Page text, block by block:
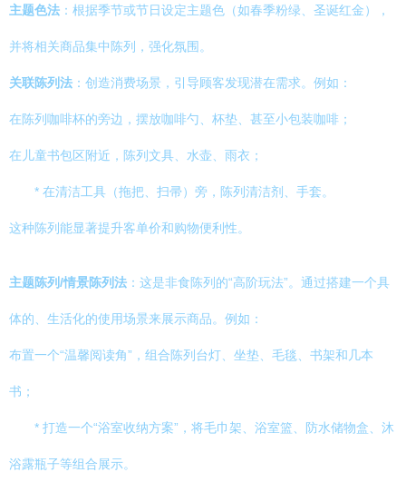
主题色法 ：根据季节或节日设定主题色（如春季粉绿、圣诞红金），
并将相关商品集中陈列，强化氛围。
关联陈列法 ：创造消费场景，引导顾客发现潜在需求。例如：
在陈列咖啡杯的旁边，摆放咖啡勺、杯垫、甚至小包装咖啡；
在儿童书包区附近，陈列文具、水壶、雨衣；
* 在清洁工具（拖把、扫帚）旁，陈列清洁剂、手套。
这种陈列能显著提升客单价和购物便利性。
主题陈列/情景陈列法 ：这是非食陈列的“高阶玩法”。通过搭建一个具
体的、生活化的使用场景来展示商品。例如：
布置一个“温馨阅读角”，组合陈列台灯、坐垫、毛毯、书架和几本
书；
* 打造一个“浴室收纳方案”，将毛巾架、浴室篮、防水储物盒、沐
浴露瓶子等组合展示。